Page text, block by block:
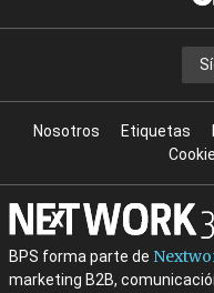
Nosotros Etiquetas
Cookie
BPS forma parte de
marketing B2B,